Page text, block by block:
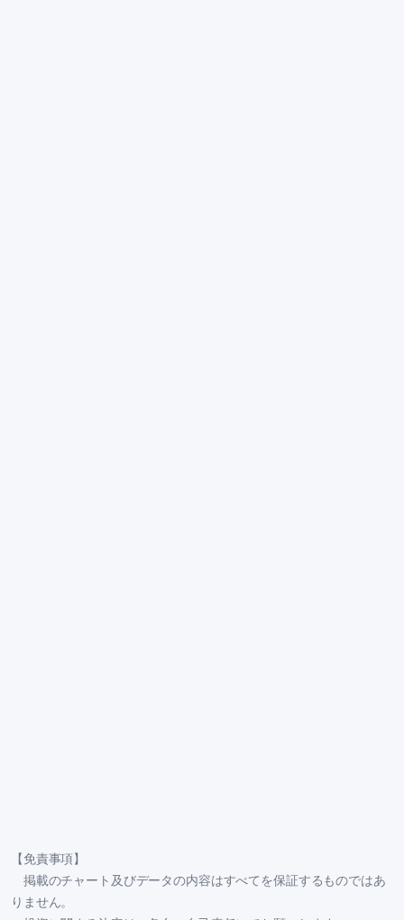
【免責事項】
掲載のチャート及びデータの内容はすべてを保証するものではあ
りません。